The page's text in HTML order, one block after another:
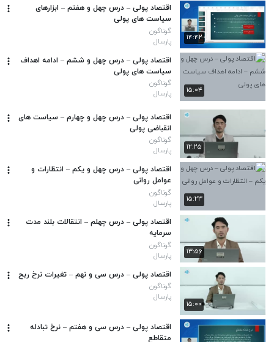
۱۴:۴۲
اقتصاد پولی – درس چهل و هفتم – ابزارهای
سیاست های پولی
گوناگون
پارسال
۱۵:۰۴
اقتصاد پولی – درس چهل و ششم – ادامه اهداف
سیاست های پولی
گوناگون
پارسال
۱۲:۲۵
اقتصاد پولی – درس چهل و چهارم – سیاست های
انقباضی پولی
گوناگون
پارسال
۱۵:۲۳
اقتصاد پولی – درس چهل و یکم – انتظارات و
عوامل روانی
گوناگون
پارسال
۱۳:۵۶
اقتصاد پولی – درس چهلم – انتقالات بلند مدت
سرمایه
گوناگون
پارسال
۱۵:۰۰
اقتصاد پولی – درس سی و نهم – تغیرات نرخ ربح
گوناگون
پارسال
اقتصاد پولی – درس سی و هفتم – نرخ تبادله
متقاطع